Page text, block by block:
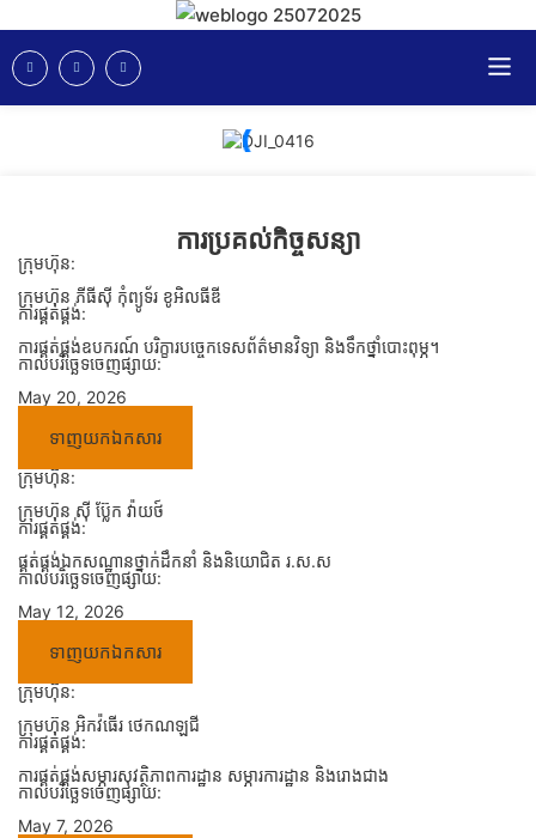
ការប្រគល់កិច្ចសន្យា
ក្រុមហ៊ុន:
ក្រុមហ៊ុន ភីធីស៊ី កុំព្យូទ័រ ខូអិលធីឌី
ការផ្គត់ផ្គង់:
ការផ្គត់ផ្គង់ឧបករណ៍ បរិក្ខារបច្ចេកទេសព័ត៌មានវិទ្យា និងទឹកថ្នាំបោះពុម្ភ។
កាលបរិច្ឆេទចេញផ្សាយ:
May 20, 2026
ទាញយកឯកសារ
ក្រុមហ៊ុន:
ក្រុមហ៊ុន ស៊ី ប៊្លែក វ៉ាយថ៍
ការផ្គត់ផ្គង់:
ផ្គត់ផ្គង់ឯកសណ្ឋានថ្នាក់ដឹកនាំ និងនិយោជិត រ.ស.ស
កាលបរិច្ឆេទចេញផ្សាយ:
May 12, 2026
ទាញយកឯកសារ
ក្រុមហ៊ុន:
ក្រុមហ៊ុន អិកវ៉ធើរ ថេកណឡជី
ការផ្គត់ផ្គង់:
ការផ្គត់ផ្គង់សម្ភារសុវត្ថិភាពការដ្ឋាន សម្ភារការដ្ឋាន និងរោងជាង
កាលបរិច្ឆេទចេញផ្សាយ:
May 7, 2026